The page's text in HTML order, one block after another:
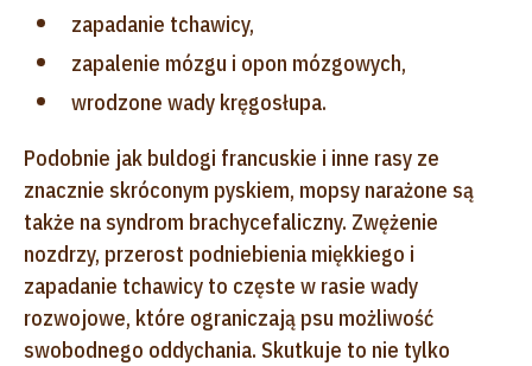
zapadanie tchawicy,
zapalenie mózgu i opon mózgowych,
wrodzone wady kręgosłupa.
Podobnie jak buldogi francuskie i inne rasy ze
znacznie skróconym pyskiem, mopsy narażone są
także na syndrom brachycefaliczny. Zwężenie
nozdrzy, przerost podniebienia miękkiego i
zapadanie tchawicy to częste w rasie wady
rozwojowe, które ograniczają psu możliwość
swobodnego oddychania. Skutkuje to nie tylko